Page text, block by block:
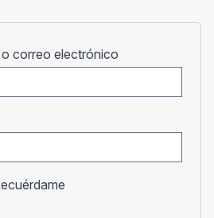
correo electrónico